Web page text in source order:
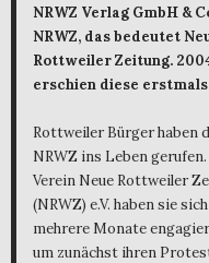
NRWZ Verlag GmbH &
NRWZ, das bedeutet
Rottweiler Zeitung.
erschien diese
Rottweiler Bürger haben
NRWZ ins Leben
Verein Neue Rottweiler
(NRWZ) e.V. haben sie
mehrere Monate
um zunächst ihren